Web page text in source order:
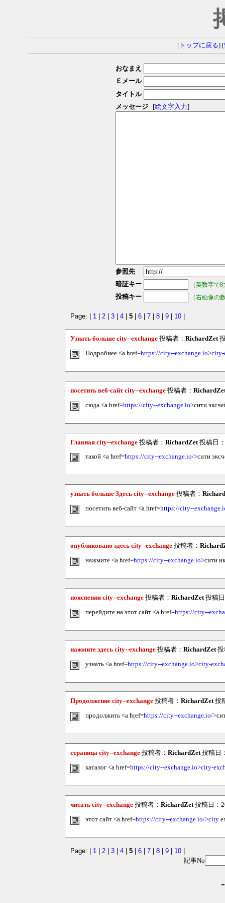
[トップに戻る] [
おなまえ
Ｅメール
タイトル
メッセージ
[絵文字入力]
参照先
暗証キー
（英数字で
投稿キー （右画像の
Page: | 1 2 3 4 5 6 7 8 9 10
Узнать больше city--exchange 投稿者： RichardZet
Подробнее <a href=https://city--exchange.io>city-
посетить веб-сайт city--exchange 投稿者：
сюда <a href=https://city--exchange.io>сити
Главная city--exchange 投稿者： RichardZet 投稿日
такой <a href=https://city--exchange.io/>сити
узнать больше Здесь city--exchange 投稿者：
посетить веб-сайт <a href=https://city--
опубликовано здесь city--exchange 投稿者：
нажмите <a href=https://city--exchange.io>сити
пояснения city--exchange 投稿者： RichardZet投稿日
перейдите на этот сайт <a href=https://city--
нажмите здесь city--exchange 投稿者： RichardZet 投
узнать <a href=https://city--exchange.io>city-
Продолжение city--exchange 投稿者： RichardZet投
продолжить <a href=https://city--exchange.io/>
страница city--exchange 投稿者： RichardZet投稿日
каталог <a href=https://city--exchange.io>city-
читать city--exchange 投稿者： RichardZet投稿日：
этот сайт <a href=https://city--exchange.io/>city
Page: | 1 | 2 | 3 | 4 | 5 | 6 | 7 | 8 | 9 | 10 |
記事No